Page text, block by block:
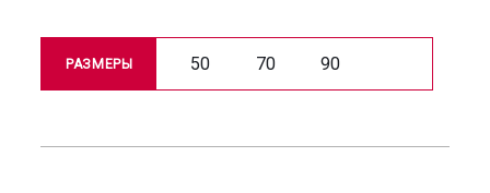
РАЗМЕРЫ 50 70 90